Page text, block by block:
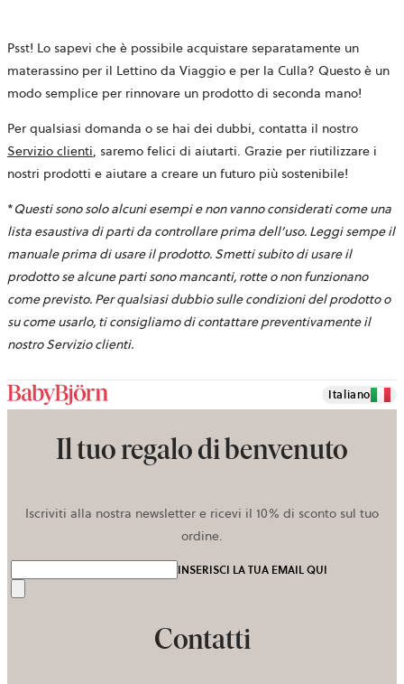
Psst! Lo sapevi che è possibile acquistare separatamente un
materassino per il Lettino da Viaggio e per la Culla? Questo è un
modo semplice per rinnovare un prodotto di seconda mano!
Per qualsiasi domanda o se hai dei dubbi, contatta il nostro
Servizio clienti, saremo felici di aiutarti. Grazie per riutilizzare i
nostri prodotti e aiutare a creare un futuro più sostenibile!
*Questi sono solo alcuni esempi e non vanno considerati come una
lista esaustiva di parti da controllare prima dell’uso. Leggi sempe il
manuale prima di usare il prodotto. Smetti subito di usare il
prodotto se alcune parti sono mancanti, rotte o non funzionano
come previsto. Per qualsiasi dubbio sulle condizioni del prodotto o
su come usarlo, ti consigliamo di contattare preventivamente il
nostro Servizio clienti.
Italiano
Il tuo regalo di benvenuto
Iscriviti alla nostra newsletter e ricevi il 10% di sconto sul tuo
ordine.
INSERISCI LA TUA EMAIL QUI
Contatti